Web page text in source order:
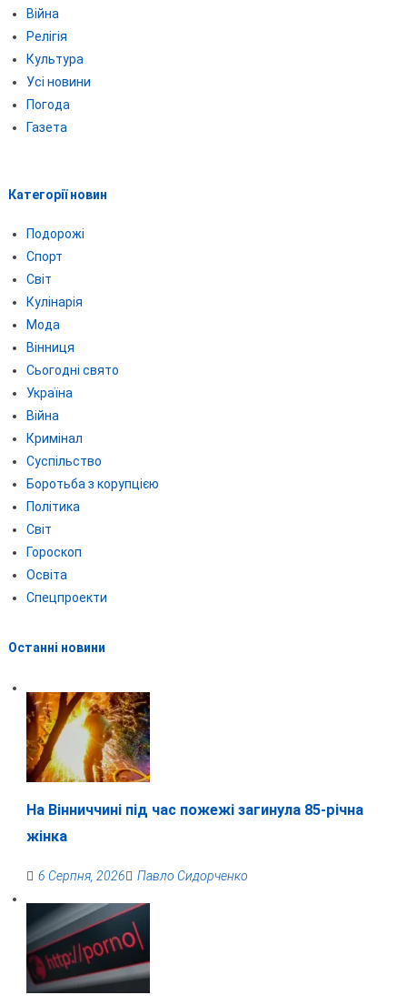
Війна
Релігія
Культура
Усі новини
Погода
Газета
Категорії новин
Подорожі
Спорт
Світ
Кулінарія
Мода
Вінниця
Сьогодні свято
Україна
Війна
Кримінал
Суспільство
Боротьба з корупцією
Політика
Світ
Гороскоп
Освіта
Спецпроекти
Останні новини
На Вінниччині під час пожежі загинула 85-річна
жінка
6 Серпня, 2026 Павло Сидорченко